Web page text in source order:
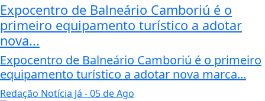
Expocentro de Balneário Camboriú é o
primeiro equipamento turístico a adotar
nova...
Expocentro de Balneário Camboriú é o primeiro
equipamento turístico a adotar nova marca...
Redação Notícia Já - 05 de Ago